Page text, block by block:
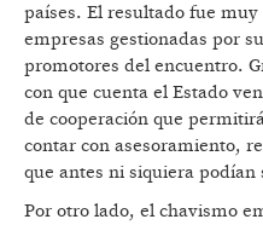
países. El resultado fue
empresas gestionadas por
promotores del encuentro.
con que cuenta el Estado
de cooperación que
contar con asesoramiento,
que antes ni siquiera podían
Por otro lado, el chavismo